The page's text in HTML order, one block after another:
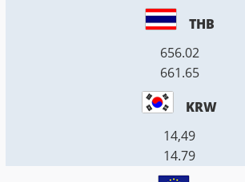
THB
656.02
661.65
KRW
14,49
14.79